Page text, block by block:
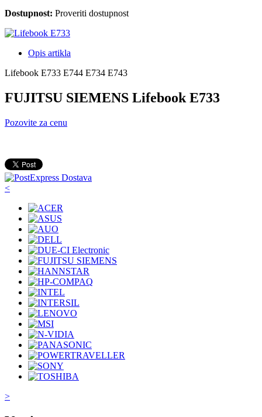
Dostupnost: Proveriti dostupnost
Opis artikla
Lifebook E733 E744 E734 E743
FUJITSU SIEMENS Lifebook E733
Pozovite za cenu
<
>